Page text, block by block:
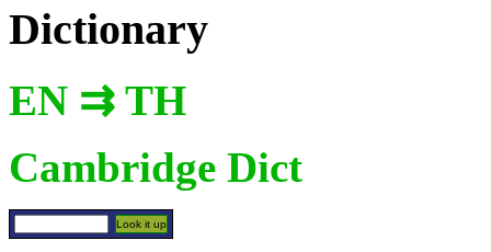
Dictionary
EN ⇉ TH
Cambridge Dict